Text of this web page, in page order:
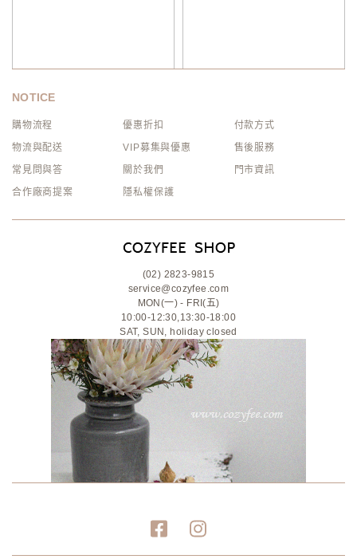
NOTICE
購物流程 優惠折扣
付款方式
物流與配送
VIP募集與優惠
售後服務
常見問與答
關於我們
門市資訊
合作廠商提案
隱私權保護
(02) 2823-9815
service@cozyfee.com
MON(一) - FRI(五)
10:00-12:30,13:30-18:00
SAT, SUN, holiday closed